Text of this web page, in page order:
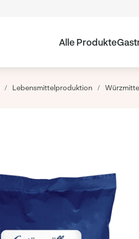
Alle Produkte
/ Lebensmittelproduktion /